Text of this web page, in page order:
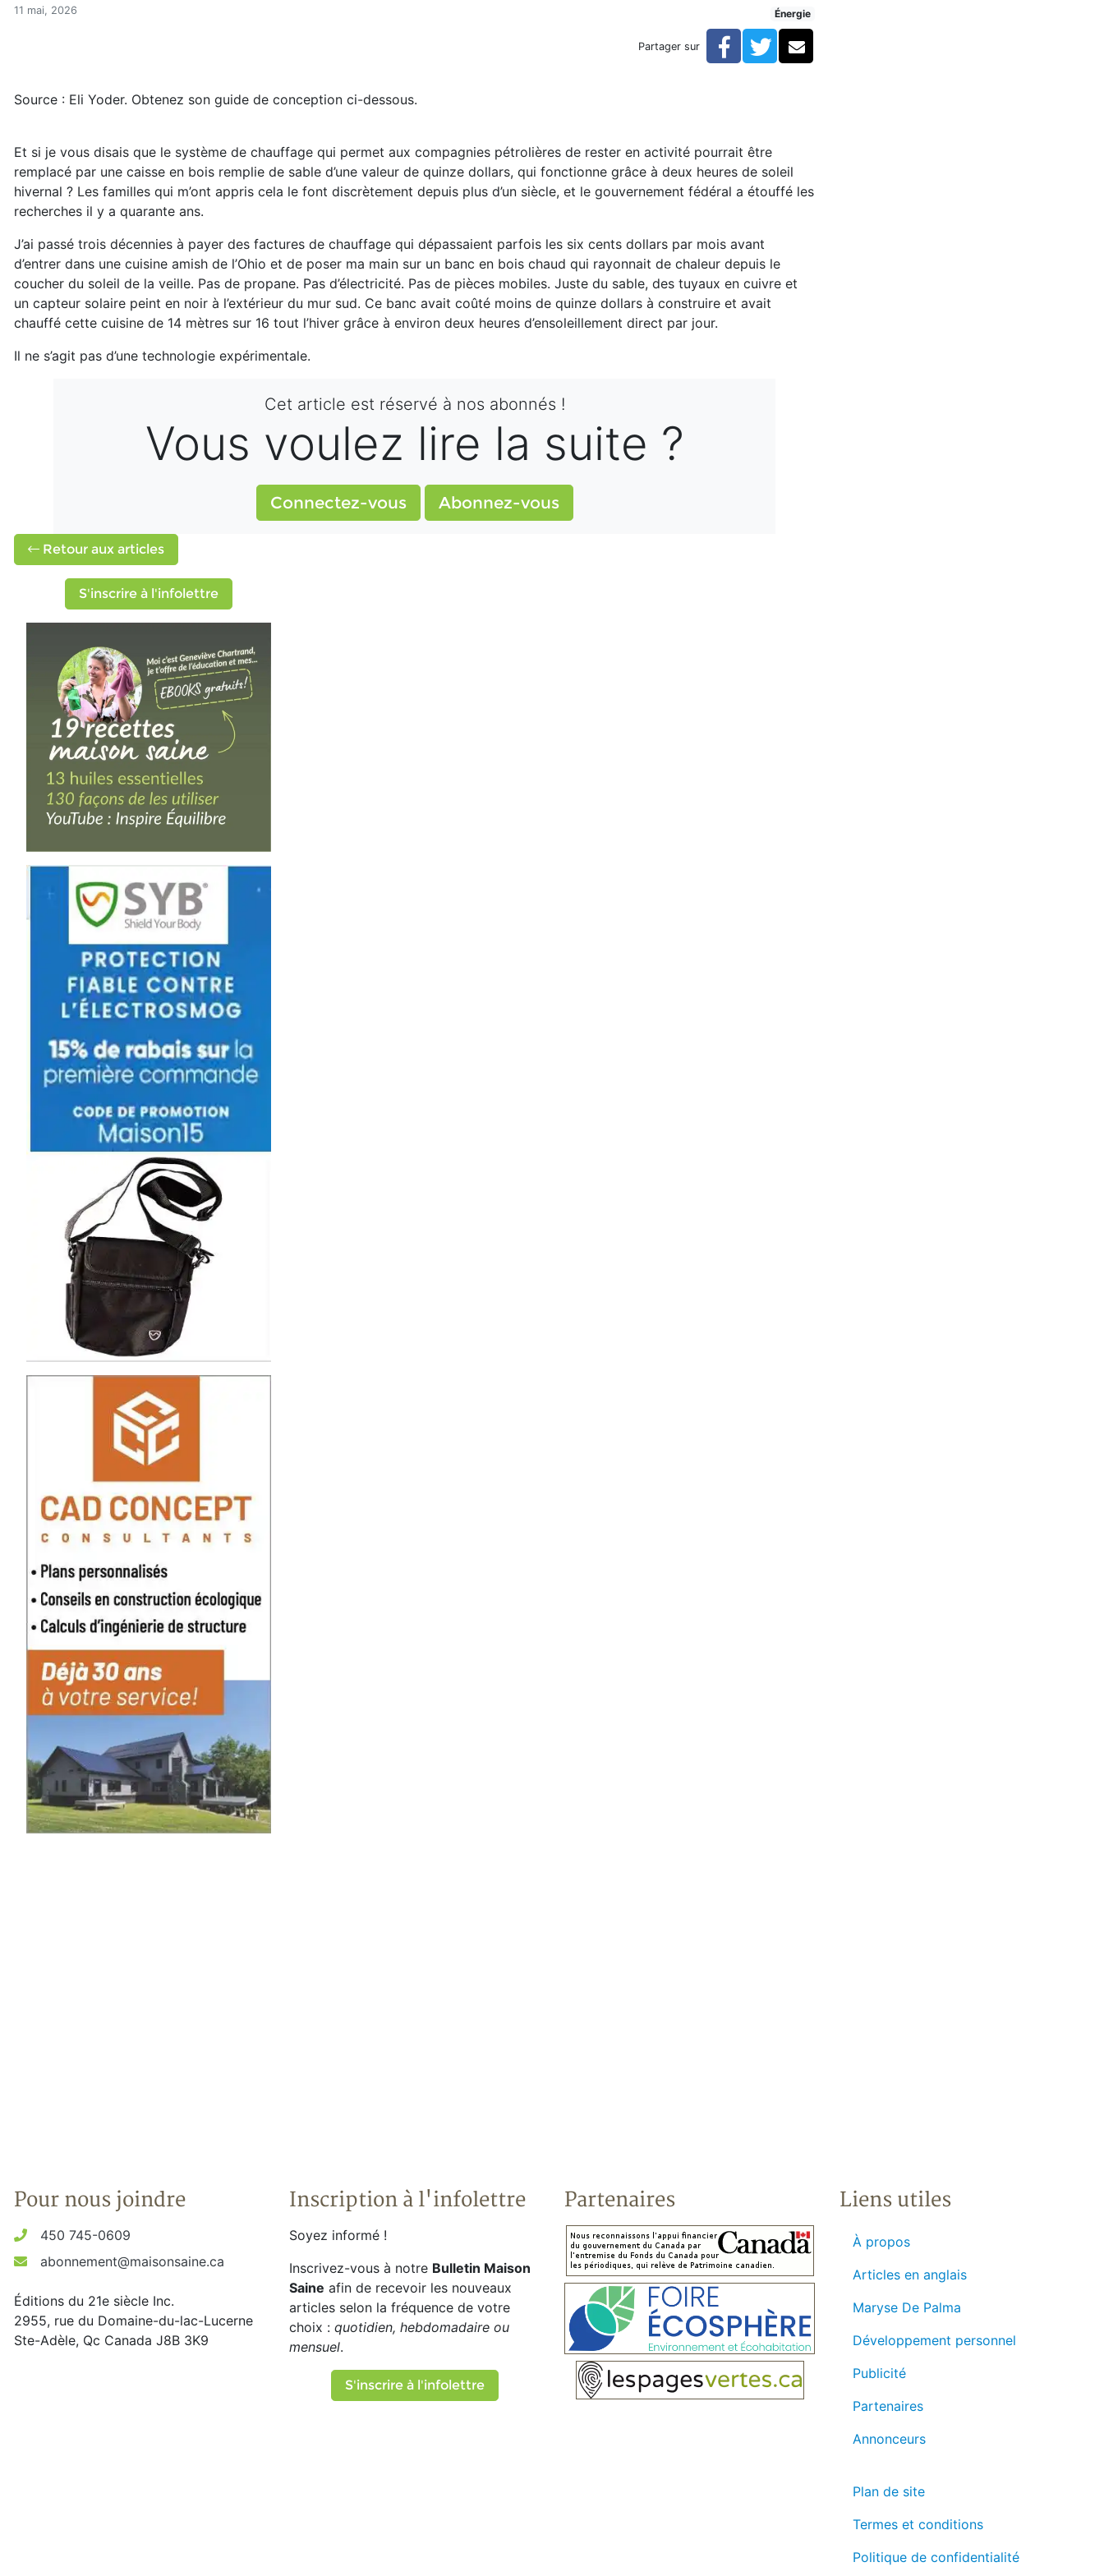
Accueil
Le chauffage solaire passif des Amish (réservé)
Le chauffage solaire passif des Amish (réservé)
11 mai, 2026 Énergie
Partager sur Facebook
TwitterCourriel
Source : Eli Yoder. Obtenez son guide de conception ci-dessous.
Et si je vous disais que le système de chauffage qui permet aux compagnies pétrolières de rester en activité pourrait être
remplacé par une caisse en bois remplie de sable d’une valeur de quinze dollars, qui fonctionne grâce à deux heures de soleil
hivernal ? Les familles qui m’ont appris cela le font discrètement depuis plus d’un siècle, et le gouvernement fédéral a étouffé les
recherches il y a quarante ans.
J’ai passé trois décennies à payer des factures de chauffage qui dépassaient parfois les six cents dollars par mois avant
d’entrer dans une cuisine amish de l’Ohio et de poser ma main sur un banc en bois chaud qui rayonnait de chaleur depuis le
coucher du soleil de la veille. Pas de propane. Pas d’électricité. Pas de pièces mobiles. Juste du sable, des tuyaux en cuivre et
un capteur solaire peint en noir à l’extérieur du mur sud. Ce banc avait coûté moins de quinze dollars à construire et avait
chauffé cette cuisine de 14 mètres sur 16 tout l’hiver grâce à environ deux heures d’ensoleillement direct par jour.
Il ne s’agit pas d’une technologie expérimentale.
Cet article est réservé à nos abonnés !
Vous voulez lire la suite ?
Connectez-vous Abonnez-vous
Retour aux articles
S'inscrire à l'infolettre
Pour nous joindre
450 745-0609
abonnement@maisonsaine.ca
Éditions du 21e siècle Inc.
2955, rue du Domaine-du-lac-Lucerne
Ste-Adèle, Qc Canada J8B 3K9
Inscription à l'infolettre
Soyez informé !
Inscrivez-vous à notre Bulletin Maison
Saine afin de recevoir les nouveaux
articles selon la fréquence de votre
choix : quotidien, hebdomadaire ou
mensuel.
S'inscrire à l'infolettre
Partenaires Liens utiles
À propos
Articles en anglais
Maryse De Palma
Développement personnel
Publicité
Partenaires
Annonceurs
Plan de site
Termes et conditions
Politique de confidentialité